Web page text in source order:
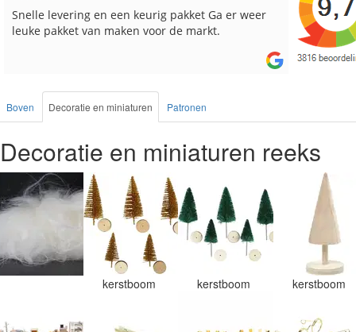
Reeds meerdere keren breigaren en breinaalden
besteld, altijd heel tevreden over de service.
Snelle
Boven Decoratie en miniaturen Patronen
Decoratie en miniaturen reeks
kerstboom kerstboom kerstboom